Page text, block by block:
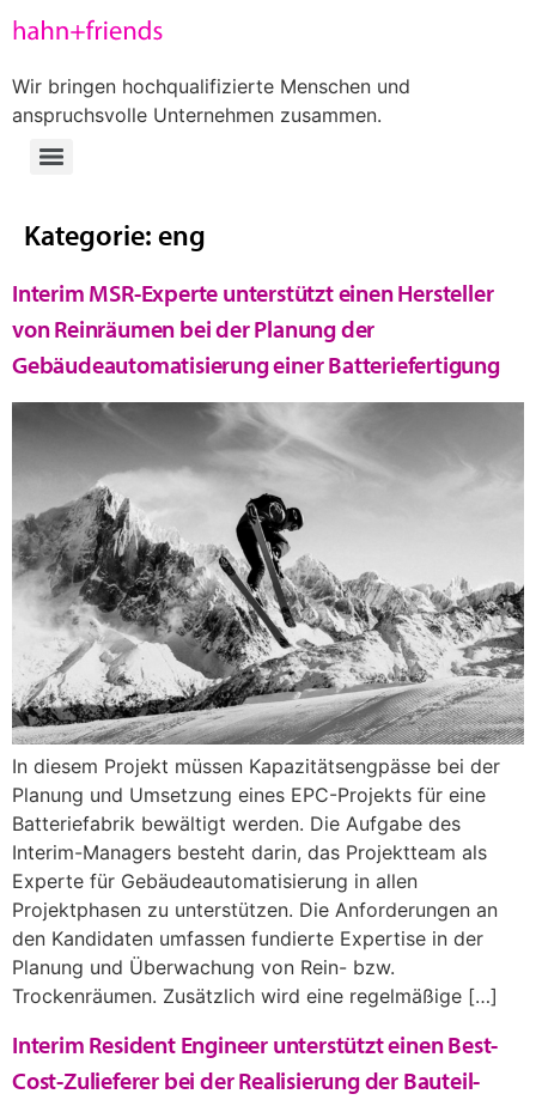
Wir bringen hochqualifizierte Menschen und
anspruchsvolle Unternehmen zusammen.
Kategorie: eng
Interim MSR-Experte unterstützt einen Hersteller
von Reinräumen bei der Planung der
Gebäudeautomatisierung einer Batteriefertigung
In diesem Projekt müssen Kapazitätsengpässe bei der
Planung und Umsetzung eines EPC-Projekts für eine
Batteriefabrik bewältigt werden. Die Aufgabe des
Interim-Managers besteht darin, das Projektteam als
Experte für Gebäudeautomatisierung in allen
Projektphasen zu unterstützen. Die Anforderungen an
den Kandidaten umfassen fundierte Expertise in der
Planung und Überwachung von Rein- bzw.
Trockenräumen. Zusätzlich wird eine regelmäßige […]
Interim Resident Engineer unterstützt einen Best-
Cost-Zulieferer bei der Realisierung der Bauteil-